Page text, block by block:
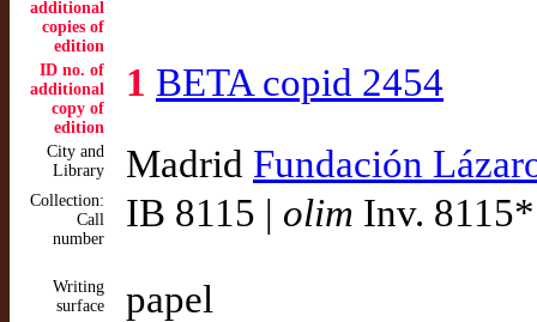
additional
copies of
edition
ID no. of
additional
copy of
edition
1 BETA copid 2454
City and
Library
Madrid Fundación
Collection:
Call
number
IB 8115 | olim Inv.
Writing
surface
papel